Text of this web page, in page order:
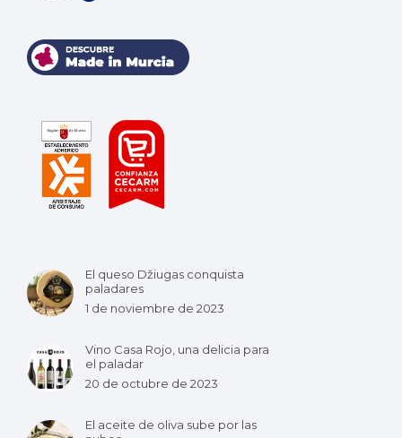
El queso Džiugas conquista
paladares
1 de noviembre de 2023
Vino Casa Rojo, una delicia para
el paladar
20 de octubre de 2023
El aceite de oliva sube por las